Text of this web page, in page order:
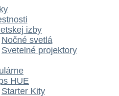
izby
Nočné svetlá
Svetelné projektory
HUE
Starter Kity